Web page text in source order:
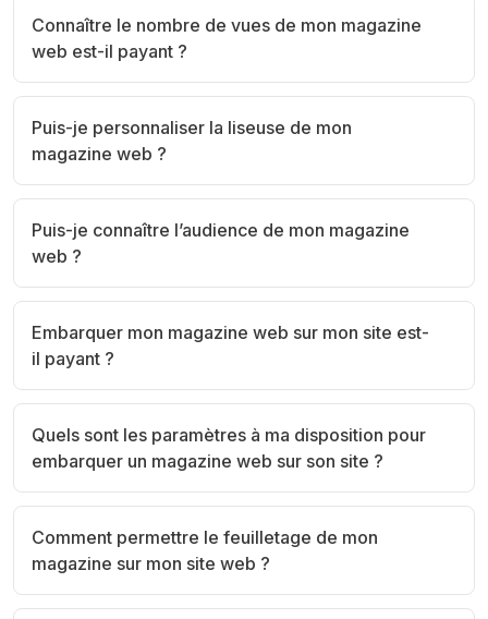
Connaître le nombre de vues de mon magazine
web est-il payant ?
Puis-je personnaliser la liseuse de mon
magazine web ?
Puis-je connaître l’audience de mon magazine
web ?
Embarquer mon magazine web sur mon site est-
il payant ?
Quels sont les paramètres à ma disposition pour
embarquer un magazine web sur son site ?
Comment permettre le feuilletage de mon
magazine sur mon site web ?